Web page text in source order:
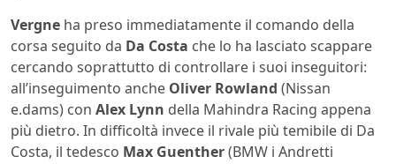
Vergne ha preso immediatamente il comando della
corsa seguito da Da Costa che lo ha lasciato scappare
cercando soprattutto di controllare i suoi inseguitori:
all’inseguimento anche Oliver Rowland (Nissan
e.dams) con Alex Lynn della Mahindra Racing appena
più dietro. In difficoltà invece il rivale più temibile di Da
Costa, il tedesco Max Guenther(BMW i Andretti